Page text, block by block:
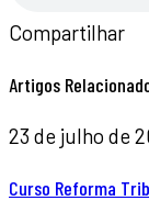
Compartilhar
Artigos
23 de julho de
Curso Reforma